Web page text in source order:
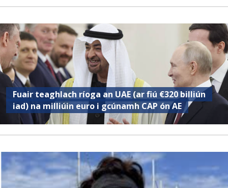
Fuair ​​teaghlach ríoga an UAE (ar fiú €320 billiún
iad) na milliúin euro i gcúnamh CAP ón AE